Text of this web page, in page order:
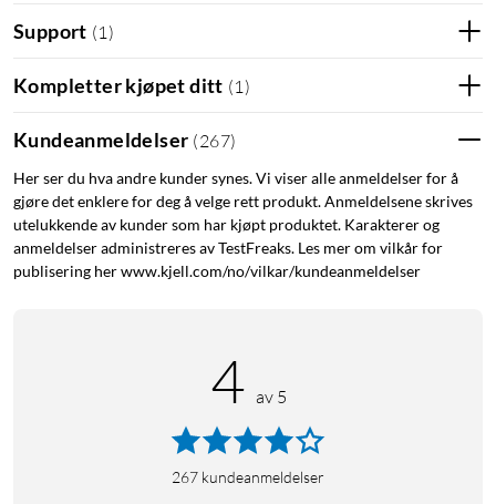
Support (1 )
Kompletter kjøpet ditt (1 )
Kundeanmeldelser (267)
Her ser du hva andre kunder synes. Vi viser alle anmeldelser for å
gjøre det enklere for deg å velge rett produkt. Anmeldelsene skrives
utelukkende av kunder som har kjøpt produktet. Karakterer og
anmeldelser administreres av TestFreaks. Les mer om vilkår for
publisering her www.kjell.com/no/vilkar/kundeanmeldelser
4 av 5
267 kundeanmeldelser